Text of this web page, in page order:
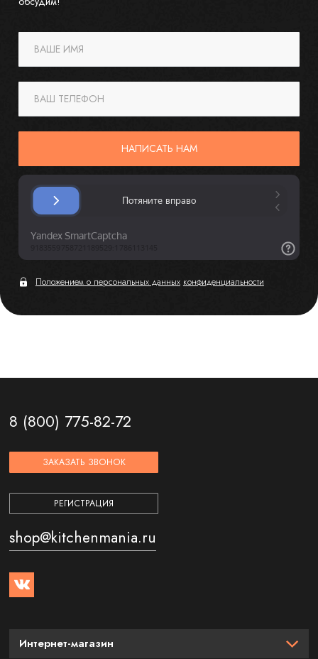
ВАШЕ ИМЯ
ВАШ ТЕЛЕФОН
НАПИСАТЬ НАМ
Положением о персональных данных конфиденциальности
8 (800) 775-82-72
ЗАКАЗАТЬ ЗВОНОК
РЕГИСТРАЦИЯ
shop@kitchenmania.ru
Интернет-магазин